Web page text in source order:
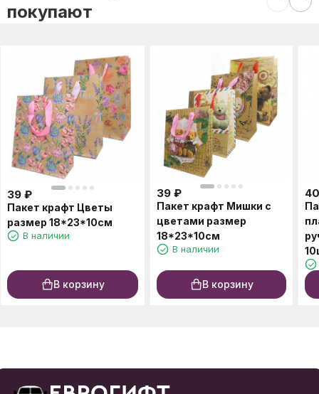
покупают
39 ₽
Пакет крафт Цветы
размер 18*23*10см
В наличии
В корзину
39 ₽
Пакет крафт Мишки с
цветами размер
18*23*10см
В наличии
В корзину